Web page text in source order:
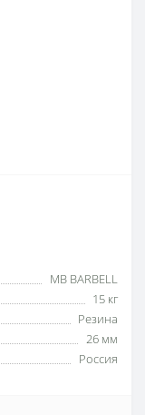
MB BARBELL
15 кг
Резина
26 мм
Россия